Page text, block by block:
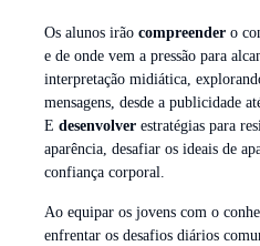
Os alunos irão compreender o
e de onde vem a pressão para
interpretação midiática,
mensagens, desde a publicidade
E desenvolver estratégias para
aparência, desafiar os ideais de
confiança corporal.
Ao equipar os jovens com o
enfrentar os desafios diários